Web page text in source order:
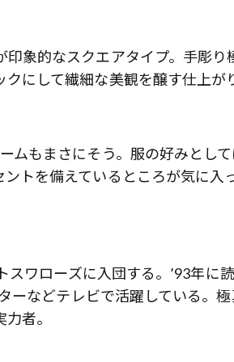
象的なスクエアタイプ。手彫り
にして繊細な美観を醸す仕上が
ムもまさにそう。服の好みとし
トを備えているところが気に入
ワローズに入団する。’93年に
ーなどテレビで活躍している。極
者。